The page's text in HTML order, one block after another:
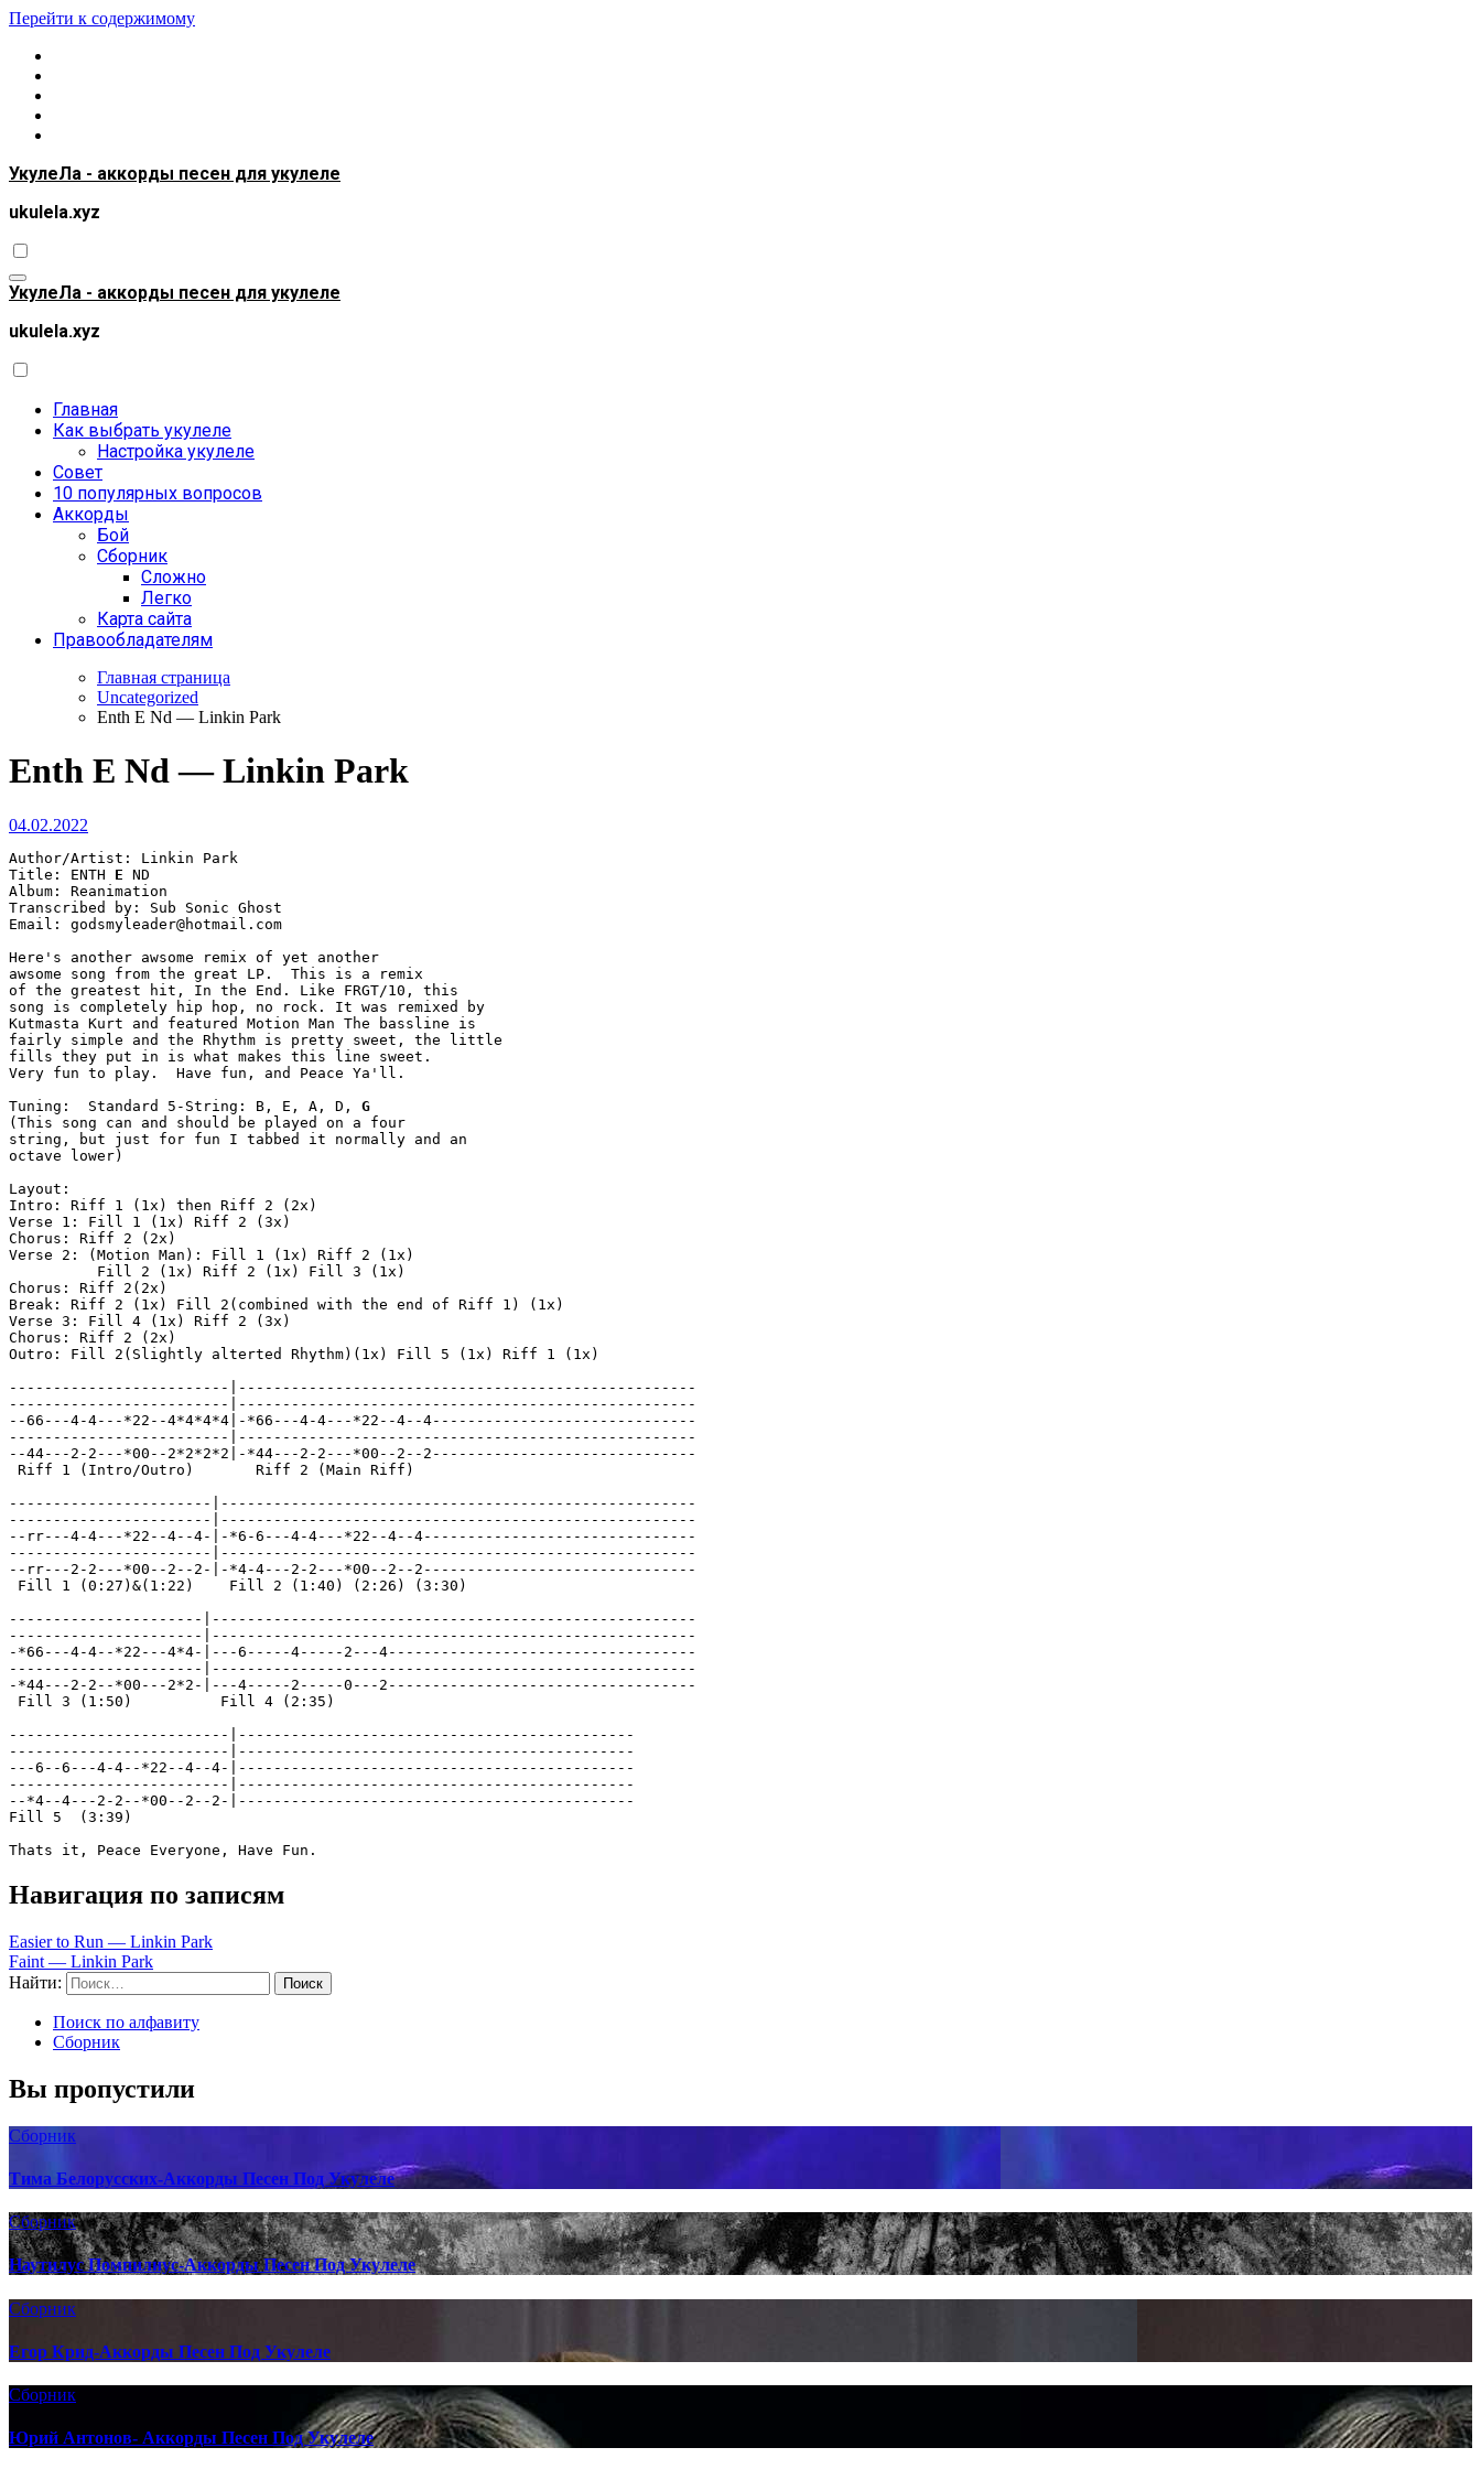
Перейти к содержимому
УкулеЛа - аккорды песен для укулеле
ukulela.xyz
УкулеЛа - аккорды песен для укулеле
ukulela.xyz
Главная
Как выбрать укулеле
Настройка укулеле
Совет
10 популярных вопросов
Аккорды
Бой
Сборник
Сложно
Легко
Карта сайта
Правообладателям
Главная страница
Uncategorized
Enth E Nd — Linkin Park
Enth E Nd — Linkin Park
04.02.2022
Author/Artist: Linkin Park
Title: ENTH E ND
Album: Reanimation
Transcribed by: Sub Sonic Ghost
Email: godsmyleader@hotmail.com
Here's another awsome remix of yet another
awsome song from the great LP.  This is a remix
of the greatest hit, In the End. Like FRGT/10, this
song is completely hip hop, no rock. It was remixed by
Kutmasta Kurt and featured Motion Man The bassline is
fairly simple and the Rhythm is pretty sweet, the little
fills they put in is what makes this line sweet.
Very fun to play.  Have fun, and Peace Ya'll.
Tuning:  Standard 5-String: B, E, A, D, G
(This song can and should be played on a four
string, but just for fun I tabbed it normally and an
octave lower)
Layout:
Intro: Riff 1 (1x) then Riff 2 (2x)
Verse 1: Fill 1 (1x) Riff 2 (3x)
Chorus: Riff 2 (2x)
Verse 2: (Motion Man): Fill 1 (1x) Riff 2 (1x)
          Fill 2 (1x) Riff 2 (1x) Fill 3 (1x)
Chorus: Riff 2(2x)
Break: Riff 2 (1x) Fill 2(combined with the end of Riff 1) (1x)
Verse 3: Fill 4 (1x) Riff 2 (3x)
Chorus: Riff 2 (2x)
Outro: Fill 2(Slightly alterted Rhythm)(1x) Fill 5 (1x) Riff 1 (1x)
-------------------------|----------------------------------------------------
-------------------------|----------------------------------------------------
--66---4-4---*22--4*4*4*4|-*66---4-4---*22--4--4------------------------------
-------------------------|----------------------------------------------------
--44---2-2---*00--2*2*2*2|-*44---2-2---*00--2--2------------------------------
Riff 1 (Intro/Outro)       Riff 2 (Main Riff)
-----------------------|------------------------------------------------------
-----------------------|------------------------------------------------------
--rr---4-4---*22--4--4-|-*6-6---4-4---*22--4--4-------------------------------
-----------------------|------------------------------------------------------
--rr---2-2---*00--2--2-|-*4-4---2-2---*00--2--2-------------------------------
Fill 1 (0:27)&(1:22)    Fill 2 (1:40) (2:26) (3:30)
----------------------|-------------------------------------------------------
----------------------|-------------------------------------------------------
-*66---4-4--*22---4*4-|---6-----4-----2---4-----------------------------------
----------------------|-------------------------------------------------------
-*44---2-2--*00---2*2-|---4-----2-----0---2-----------------------------------
Fill 3 (1:50)          Fill 4 (2:35)
-------------------------|---------------------------------------------
-------------------------|---------------------------------------------
---6--6---4-4--*22--4--4-|---------------------------------------------
-------------------------|---------------------------------------------
--*4--4---2-2--*00--2--2-|---------------------------------------------
Fill 5  (3:39)
Thats it, Peace Everyone, Have Fun.
Навигация по записям
Easier to Run — Linkin Park
Faint — Linkin Park
Найти:
Поиск по алфавиту
Сборник
Вы пропустили
Сборник
Тима Белорусских-Аккорды Песен Под Укулеле
Сборник
Наутилус Помпилиус-Аккорды Песен Под Укулеле
Сборник
Егор Крид-Аккорды Песен Под Укулеле
Сборник
Юрий Антонов- Аккорды Песен Под Укулеле